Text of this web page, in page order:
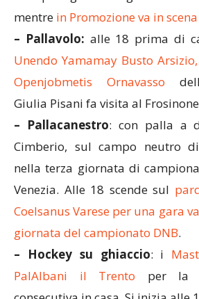
mentre in Promozione va in
– Pallavolo: alle 18 prima di
Unendo Yamamay Busto
Openjobmetis Ornavasso
Giulia Pisani fa visita al
– Pallacanestro: con palla a
Cimberio, sul campo neutro
nella terza giornata di
Venezia. Alle 18 scende sul
Coelsanus Varese per una gara
giornata del campionato DNB.
– Hockey su ghiaccio: i
PalAlbani il Trento per la